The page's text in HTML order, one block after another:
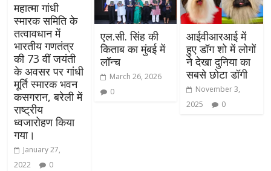
महात्मा गांधी
स्मारक समिति के
तत्वावधान में
भारतीय गणतंत्र
की 73 वीं जयंती
के अवसर पर गांधी
मूर्ति स्मारक भवन
कसगरान, बरेली में
राष्ट्रीय
ध्वजारोहण किया
गया।
January 27,
2022
0
एल.सी. सिंह की
किताब का मुंबई में
लॉन्च
March 26, 2026
0
आईवीआरआई में
हुए डॉग शो में लोगों
ने देखा दुनिया का
सबसे छोटा डॉगी
November 3,
2025
0